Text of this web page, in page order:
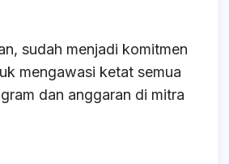
sudah menjadi komitmen
mengawasi ketat semua
dan anggaran di mitra